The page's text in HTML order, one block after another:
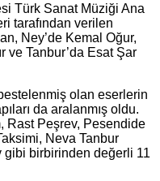
Türk Sanat Müziği Ana
tarafından verilen
Ney’de Kemal Oğur,
ve Tanbur’da Esat Şar
olan eserlerin
da aralanmış oldu.
Rast Peşrev, Pesendide
Neva Tanbur
gibi birbirinden değerli 11